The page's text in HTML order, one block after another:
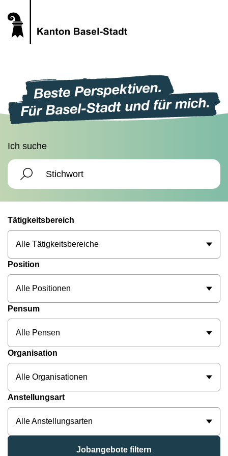
Ich suche
Tätigkeitsbereich
Alle Tätigkeitsbereiche
Position
Alle Positionen
Pensum
Alle Pensen
Organisation
Alle Organisationen
Anstellungsart
Alle Anstellungsarten
Jobangebote filtern